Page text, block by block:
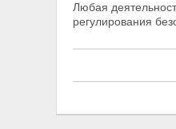
Любая
регулирования